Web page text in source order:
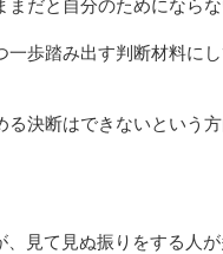
まだと自分のためになら
一歩踏み出す判断材料にし
る決断はできないという
、見て見ぬ振りをする人